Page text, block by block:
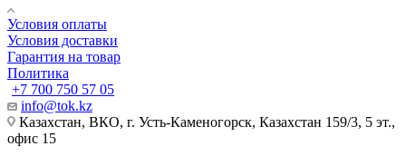
Условия оплаты
Условия доставки
Гарантия на товар
Политика
+7 700 750 57 05
info@tok.kz
Казахстан, ВКО, г. Усть-Каменогорск, Казахстан 159/3, 5 эт.,
офис 15